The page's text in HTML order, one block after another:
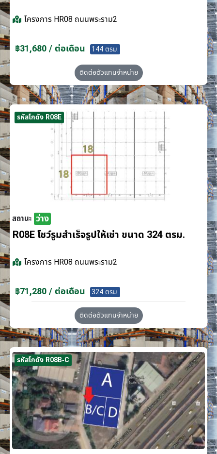
โครงการ HR08 ถนนพระราม2
฿31,680 / ต่อเดือน 144 ตรม.
ติดต่อตัวแทนจำหน่าย
รหัสโกดัง R08E
สถานะ ว่าง
R08E โชว์รูมสำเร็จรูปให้เช่า ขนาด 324 ตรม.
โครงการ HR08 ถนนพระราม2
฿71,280 / ต่อเดือน 324 ตรม.
ติดต่อตัวแทนจำหน่าย
รหัสโกดัง R08B-C